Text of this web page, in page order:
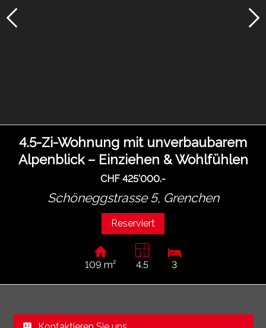
4.5-Zi-Wohnung mit unverbaubarem
Alpenblick – Einziehen & Wohlfühlen
CHF 425'000.-
Schöneggstrasse 5, Grenchen
Reserviert
109 m² 4.5 3